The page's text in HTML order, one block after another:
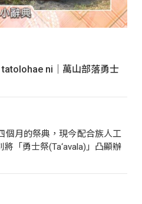
tatolohae ni｜萬山部落勇士
個月的祭典，現今配合族人工
「勇士祭(Ta‘avala)」凸顯辦